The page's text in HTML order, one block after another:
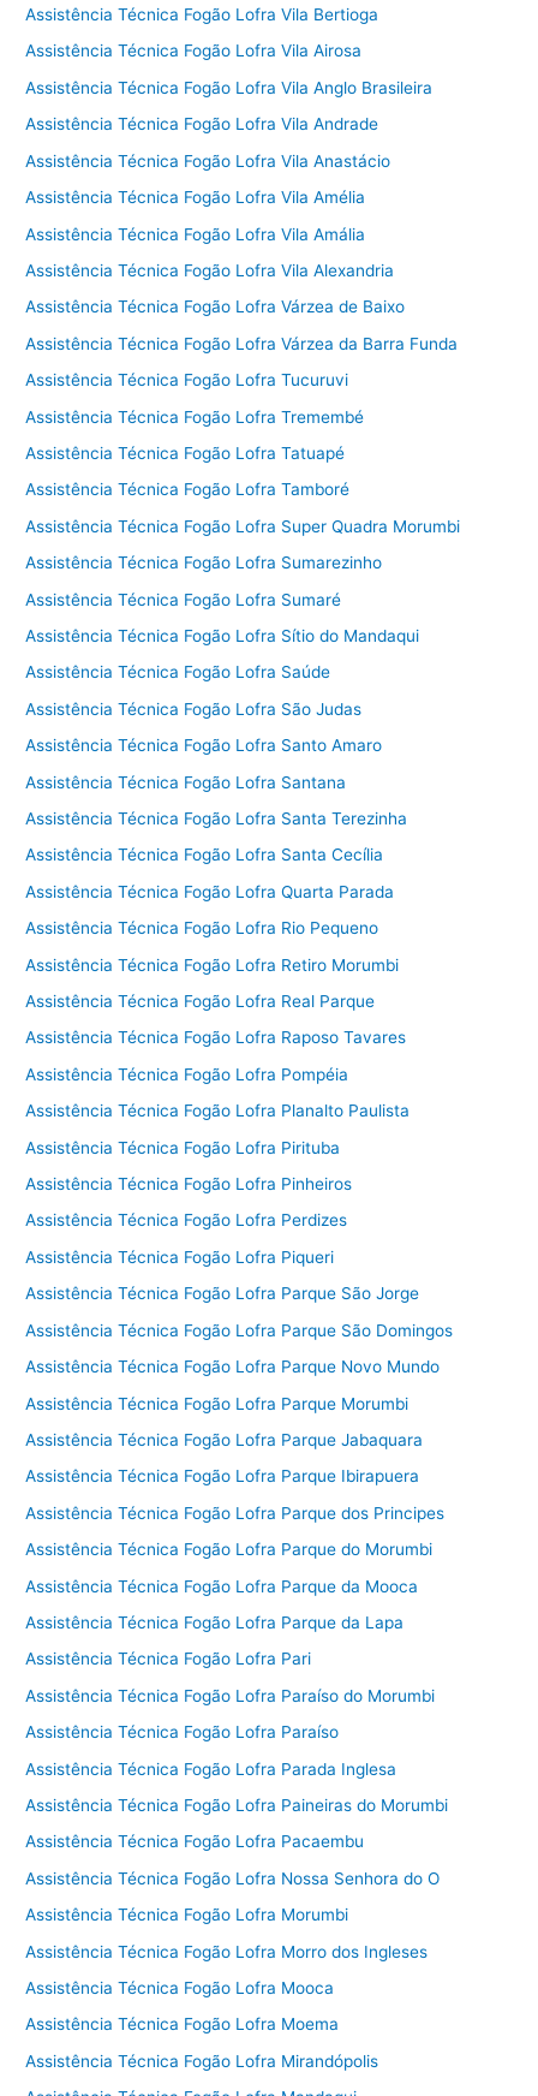
Assistência Técnica Fogão Lofra Vila Bertioga
Assistência Técnica Fogão Lofra Vila Airosa
Assistência Técnica Fogão Lofra Vila Anglo Brasileira
Assistência Técnica Fogão Lofra Vila Andrade
Assistência Técnica Fogão Lofra Vila Anastácio
Assistência Técnica Fogão Lofra Vila Amélia
Assistência Técnica Fogão Lofra Vila Amália
Assistência Técnica Fogão Lofra Vila Alexandria
Assistência Técnica Fogão Lofra Várzea de Baixo
Assistência Técnica Fogão Lofra Várzea da Barra Funda
Assistência Técnica Fogão Lofra Tucuruvi
Assistência Técnica Fogão Lofra Tremembé
Assistência Técnica Fogão Lofra Tatuapé
Assistência Técnica Fogão Lofra Tamboré
Assistência Técnica Fogão Lofra Super Quadra Morumbi
Assistência Técnica Fogão Lofra Sumarezinho
Assistência Técnica Fogão Lofra Sumaré
Assistência Técnica Fogão Lofra Sítio do Mandaqui
Assistência Técnica Fogão Lofra Saúde
Assistência Técnica Fogão Lofra São Judas
Assistência Técnica Fogão Lofra Santo Amaro
Assistência Técnica Fogão Lofra Santana
Assistência Técnica Fogão Lofra Santa Terezinha
Assistência Técnica Fogão Lofra Santa Cecília
Assistência Técnica Fogão Lofra Quarta Parada
Assistência Técnica Fogão Lofra Rio Pequeno
Assistência Técnica Fogão Lofra Retiro Morumbi
Assistência Técnica Fogão Lofra Real Parque
Assistência Técnica Fogão Lofra Raposo Tavares
Assistência Técnica Fogão Lofra Pompéia
Assistência Técnica Fogão Lofra Planalto Paulista
Assistência Técnica Fogão Lofra Pirituba
Assistência Técnica Fogão Lofra Pinheiros
Assistência Técnica Fogão Lofra Perdizes
Assistência Técnica Fogão Lofra Piqueri
Assistência Técnica Fogão Lofra Parque São Jorge
Assistência Técnica Fogão Lofra Parque São Domingos
Assistência Técnica Fogão Lofra Parque Novo Mundo
Assistência Técnica Fogão Lofra Parque Morumbi
Assistência Técnica Fogão Lofra Parque Jabaquara
Assistência Técnica Fogão Lofra Parque Ibirapuera
Assistência Técnica Fogão Lofra Parque dos Principes
Assistência Técnica Fogão Lofra Parque do Morumbi
Assistência Técnica Fogão Lofra Parque da Mooca
Assistência Técnica Fogão Lofra Parque da Lapa
Assistência Técnica Fogão Lofra Pari
Assistência Técnica Fogão Lofra Paraíso do Morumbi
Assistência Técnica Fogão Lofra Paraíso
Assistência Técnica Fogão Lofra Parada Inglesa
Assistência Técnica Fogão Lofra Paineiras do Morumbi
Assistência Técnica Fogão Lofra Pacaembu
Assistência Técnica Fogão Lofra Nossa Senhora do O
Assistência Técnica Fogão Lofra Morumbi
Assistência Técnica Fogão Lofra Morro dos Ingleses
Assistência Técnica Fogão Lofra Mooca
Assistência Técnica Fogão Lofra Moema
Assistência Técnica Fogão Lofra Mirandópolis